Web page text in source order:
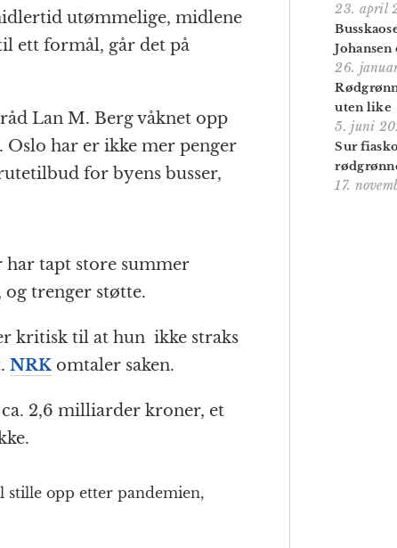
utømmelige, midlene
ett formål, går det på
Lan M. Berg våknet opp
Oslo har er ikke mer penger
for byens busser,
har tapt store summer
og trenger støtte.
kritisk til at hun ikke straks
NRKomtaler saken.
2,6 milliarder kroner, et
opp etter pandemien,
23. april
26.
uten like
5. juni
Sur
17.